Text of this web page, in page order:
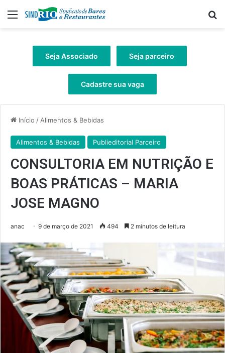
Menu
Seja Associado Seja parceiro
Cadastre sua vaga
Início /Alimentos & Bebidas
Alimentos & Bebidas Publieditorial Parceiro
CONSULTORIA EM NUTRIÇÃO E
BOAS PRÁTICAS – MARIA
JOSE MAGNO
anac 9 de março de 2021 494 2 minutos de leitura